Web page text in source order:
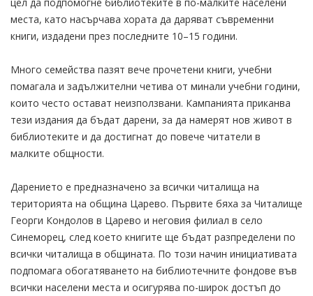
места, като насърчава хората да даряват съвременни
книги, издадени през последните 10–15 години.
Много семейства пазят вече прочетени книги, учебни
помагала и задължителни четива от минали учебни години,
които често остават неизползвани. Кампанията приканва
тези издания да бъдат дарени, за да намерят нов живот в
библиотеките и да достигнат до повече читатели в
малките общности.
Дарението е предназначено за всички читалища на
територията на община Царево. Първите бяха за Читалище
Георги Кондолов в Царево и неговия филиал в село
Синеморец, след което книгите ще бъдат разпределени по
всички читалища в общината. По този начин инициативата
подпомага обогатяването на библиотечните фондове във
всички населени места и осигурява по-широк достъп до